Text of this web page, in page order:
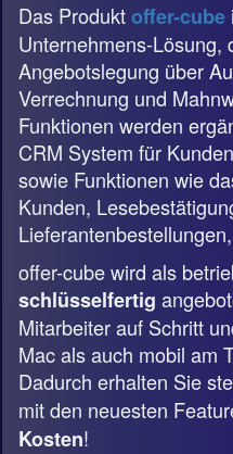
Das Produktoffer-cube
Unternehmens-Lösung,
Angebotslegung über
Verrechnung und
Funktionen werden
CRM System für
sowie Funktionen wie
Kunden,
offer-cube wird als
schlüsselfertig
Mitarbeiter auf Schritt
Mac als auch mobil am
Dadurch erhalten Sie
mit den neuesten
Kosten!